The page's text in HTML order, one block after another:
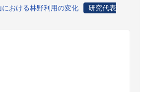
おける林野利用の変化
研究代表